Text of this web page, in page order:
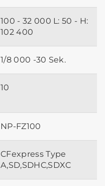
100 - 32 000 L: 50 - H:
102 400
1/8 000 -30 Sek.
10
NP-FZ100
CFexpress Type
A,SD,SDHC,SDXC